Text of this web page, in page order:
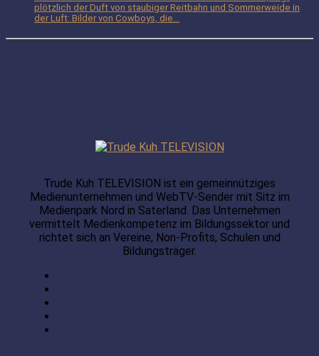
plötzlich der Duft von staubiger Reitbahn und Sommerweide in
der Luft: Bilder von Cowboys, die...
Trude Kuh TELEVISION ist ein gemeinnütziges
Medienunternehmen und WebTV-Sender mit Sitz im
Medienpark Nord in Saterland. Das Unternehmen
vermittelt Medienkompetenz im Bildungssektor und
richtet sich an Vereine, Non-Profits, Schulen und
Bildungsträger.